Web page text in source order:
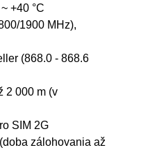
+40 °C
1900 MHz),
(868.0 - 868.6
2 000 m (v
SIM 2G
zálohovania až